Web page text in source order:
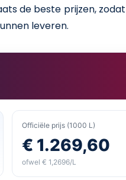
de beste prijzen,
leveren.
Officiële prijs (1000 L)
€ 1.269,60
ofwel € 1,2696/L